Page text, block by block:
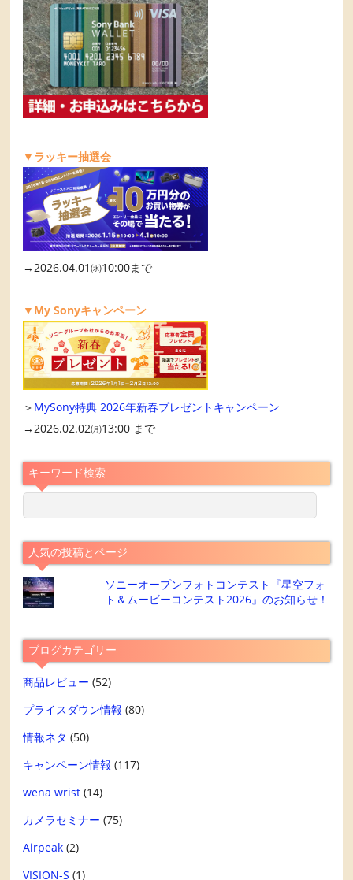
▼ラッキー抽選会
→2026.04.01㈬10:00まで
▼My Sonyキャンペーン
＞ MySony特典 2026年新春プレゼントキャンペーン
→2026.02.02㈪13:00 まで
キーワード検索
人気の投稿とページ
ソニーオープンフォトコンテスト『星空フォ
ト＆ムービーコンテスト2026』のお知らせ！
ブログカテゴリー
商品レビュー (52)
プライスダウン情報 (80)
情報ネタ (50)
キャンペーン情報 (117)
wena wrist (14)
カメラセミナー (75)
Airpeak (2)
VISION-S (1)